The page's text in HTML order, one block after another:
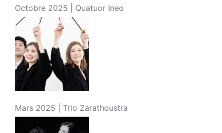
Octobre 2025 | Quatuor Ineo
Mars 2025 | Trio Zarathoustra